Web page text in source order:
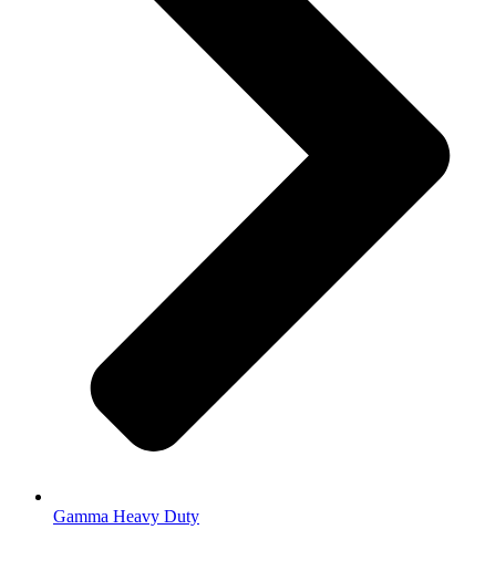
Gamma Heavy Duty